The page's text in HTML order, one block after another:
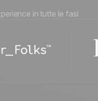
in tutte le fasi